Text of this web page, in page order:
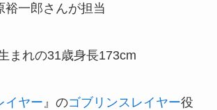
裕一郎さんが担当
まれの31歳身長173cm
イヤー 』のゴブリンスレイヤー役